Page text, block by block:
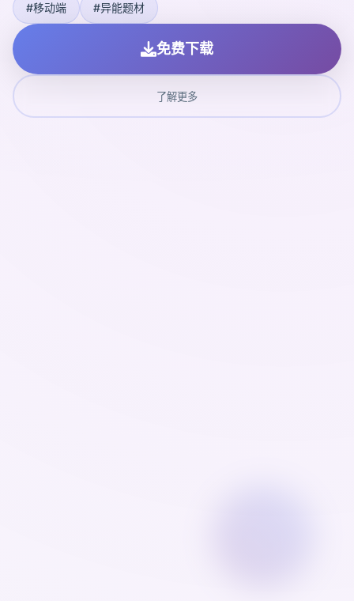
#移动端 #异能题材
免费下载
了解更多